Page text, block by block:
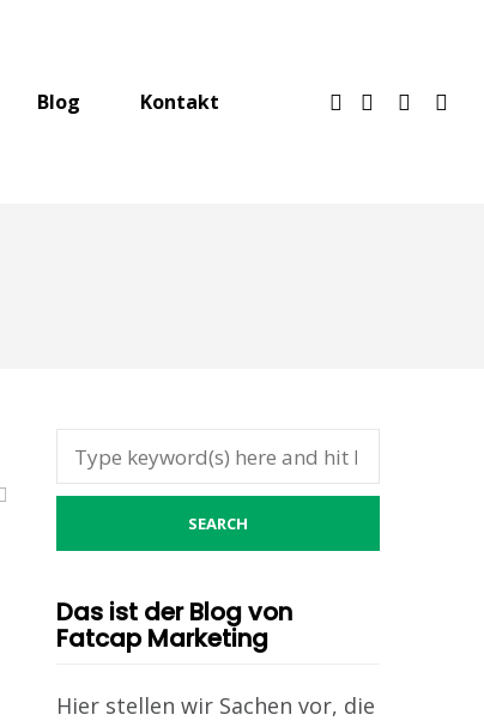
Blog Kontakt
Das ist der Blog von
Fatcap Marketing
Hier stellen wir Sachen vor, die